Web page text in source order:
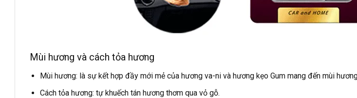
Mùi hương và cách tỏa hương
Mùi hương: là sự kết hợp đầy mới mẻ của hương va-ni và hương kẹo Gum mang đến mùi
Cách tỏa hương: tự khuếch tán hương thơm qua vỏ gỗ.